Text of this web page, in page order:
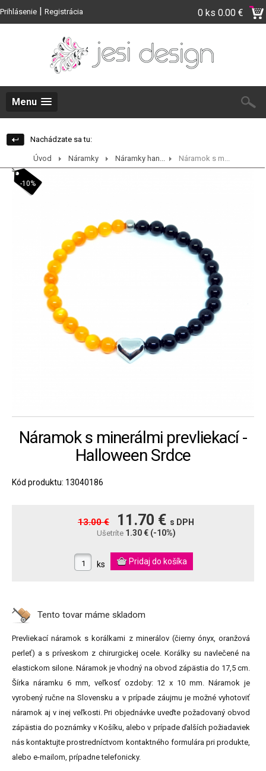
Prihlásenie | Registrácia 0 ks 0.00 €
Menu
Nachádzate sa tu:
Úvod Náramky Náramky han... Náramok s m...
-10%
Náramok s minerálmi prevliekací -
Halloween Srdce
Kód produktu: 13040186
13.00 € 11.70 € s DPH
Ušetríte 1.30 € (-10%)
ks
Tento tovar máme skladom
Prevliekací náramok s korálkami z minerálov (čierny ónyx, oranžová
perleť) a s príveskom z chirurgickej ocele. Korálky su navlečené na
elastickom silone. Náramok je vhodný na obvod zápästia do 17,5 cm.
Šírka náramku 6 mm, veľkosť ozdoby: 12 x 10 mm. Náramok je
vyrobený ručne na Slovensku a v prípade záujmu je možné vyhotoviť
náramok aj v inej veľkosti. Pri objednávke uveďte požadovaný obvod
zápästia do poznámky v Košíku, alebo v prípade ďalších požiadaviek
nás kontaktujte prostredníctvom kontaktného formulára pri produkte,
alebo e-mailom, prípadne telefonicky.